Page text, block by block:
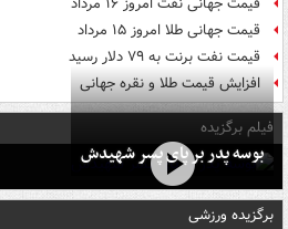
قیمت جهانی طلا امروز ۱۵ مرداد
قیمت نفت برنت به ۷۹ دلار رسید
افزایش قیمت طلا و نقره جهانی
فیلم برگزیده
بوسه‌ پدر بر پای پسر شهیدش
برگزیده ورزشی